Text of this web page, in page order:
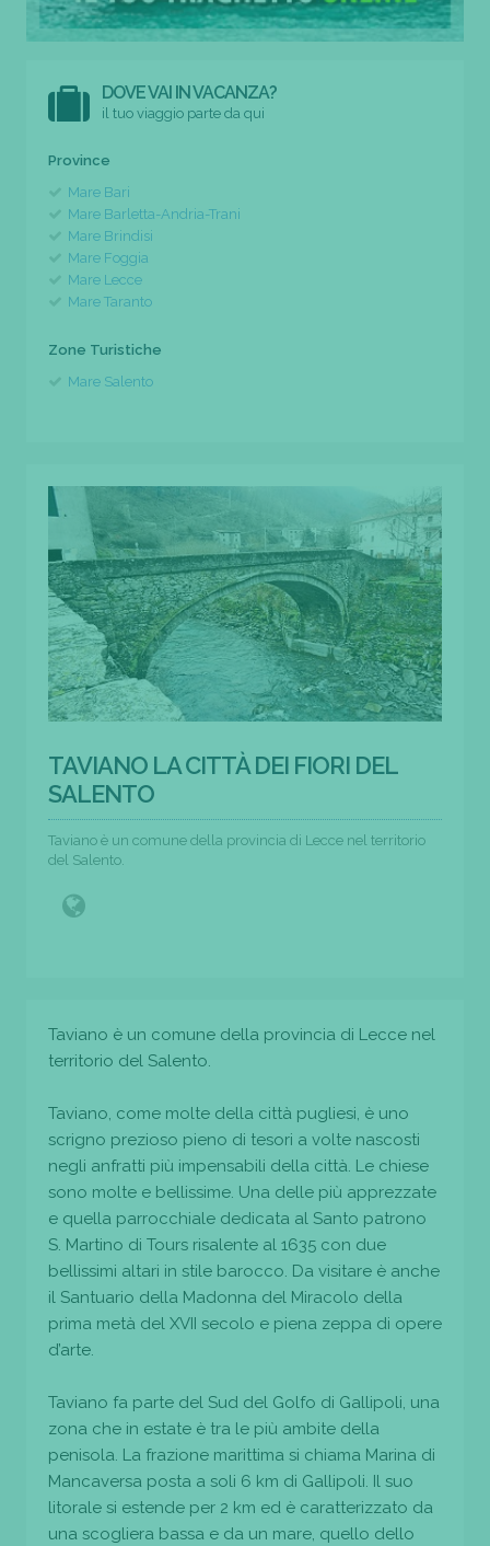
DOVE VAI IN VACANZA?
il tuo viaggio parte da qui
Province
Mare Bari
Mare Barletta-Andria-Trani
Mare Brindisi
Mare Foggia
Mare Lecce
Mare Taranto
Zone Turistiche
Mare Salento
TAVIANO LA CITTÀ DEI FIORI DEL
SALENTO
Taviano è un comune della provincia di Lecce nel territorio
del Salento.
Taviano è un comune della provincia di Lecce nel
territorio del Salento.
Taviano, come molte della città pugliesi, è uno
scrigno prezioso pieno di tesori a volte nascosti
negli anfratti più impensabili della città. Le chiese
sono molte e bellissime. Una delle più apprezzate
e quella parrocchiale dedicata al Santo patrono
S. Martino di Tours risalente al 1635 con due
bellissimi altari in stile barocco. Da visitare è anche
il Santuario della Madonna del Miracolo della
prima metà del XVII secolo e piena zeppa di opere
d’arte.
Taviano fa parte del Sud del Golfo di Gallipoli, una
zona che in estate è tra le più ambite della
penisola. La frazione marittima si chiama Marina di
Mancaversa posta a soli 6 km di Gallipoli. Il suo
litorale si estende per 2 km ed è caratterizzato da
una scogliera bassa e da un mare, quello dello